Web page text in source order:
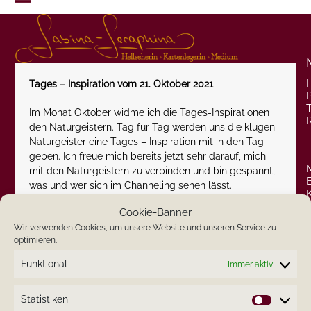
Cookie-Banner
Wir verwenden Cookies, um unsere Website und unseren Service zu
optimieren.
Funktional Immer aktiv
Statistiken
Skip
Open
mobile
menu
Close
mobile
menu
Tages – Inspiration vom 21. Oktober 2021
Im Monat Oktober widme ich die Tages-Inspirationen
den Naturgeistern. Tag für Tag werden uns die klugen
Naturgeister eine Tages – Inspiration mit in den Tag
geben. Ich freue mich bereits jetzt sehr darauf, mich
mit den Naturgeistern zu verbinden und bin gespannt,
was und wer sich im Channeling sehen lässt.
Ein ausdrucksvoller Elf in Begleitung eines Border
Collies schwingt das Zepter und läßt die Botschaft da:
Wenn Du weißt, dass etwas richtig für Dich ist, dann